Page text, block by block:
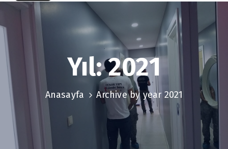
Yıl:2021
Anasayfa Archive by year 2021